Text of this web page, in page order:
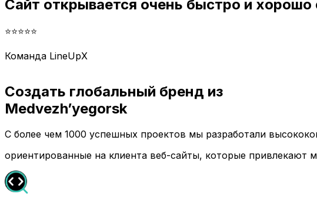
Сайт открывается очень быстро и
⭐⭐⭐⭐⭐
Команда LineUpX
Создать глобальный бренд из
Medvezh’yegorsk
С более чем 1000 успешных проектов мы разработали
ориентированные на клиента веб-сайты, которые привлекают